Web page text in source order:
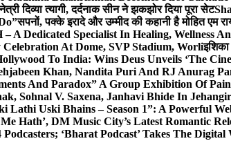
दिव्या त्यागी, दर्दनाक सीन ने झकझोर दिया पूरा सेट
सपनों, पक्के इरादे और उम्मीद की कहानी है मोहित एम
A Dedicated Specialist In Healing, Wellness
At Dome, SVP Stadium, Worli
To India: Wins Deus Unveils ‘The
Khan, Nandita Puri And RJ Anurag
And Paradox” A Group Exhibition Of
Sohnal V. Saxena, Janhavi Bhide In
Lathi Uski Bhains – Season 1”: A Powerful
Hath’, DM Music City’s Latest Romantic
‘Bharat Podcast’ Takes The